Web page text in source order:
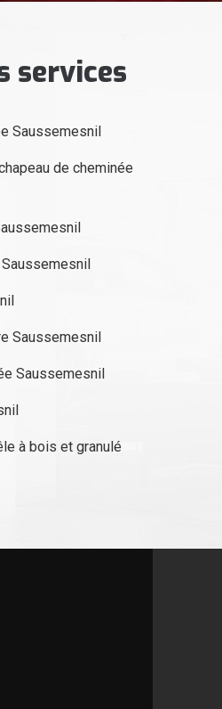
services
Saussemesnil
de cheminée
Saussemesnil
Saussemesnil
à bois et granulé